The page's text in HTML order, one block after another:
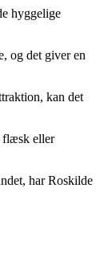
hyggelige
og det giver en
kan det
flæsk eller
har Roskilde